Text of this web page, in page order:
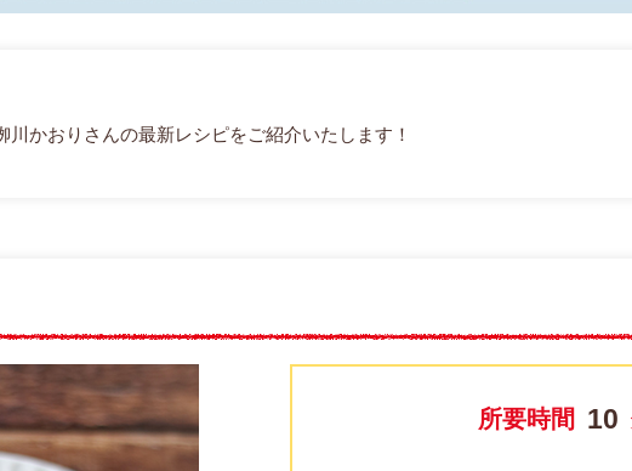
かおりさんの最新レシピをご紹介いたします！
所要時間 10